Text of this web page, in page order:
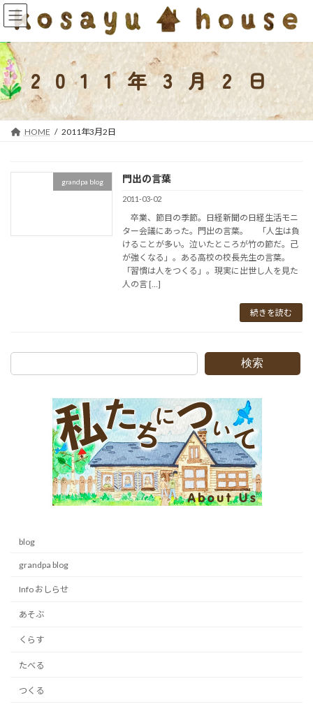
コ
ン
ン
ツ
へ
ス
キ
ッ
ナ
ビ
ー
シ
ョ
ン
に
移
2011年3月2日
HOME 2011年3月2日
grandpa blog 門出の言葉
2011-03-02
卒業、節目の季節。日経新聞の日経生活モニ
ター会議にあった。門出の言葉。 「人生は負
けることが多い。泣いたところが竹の節だ。己
が強くなる」。ある高校の校長先生の言葉。
「習慣は人をつくる」。現実に出世し人を見た
人の言 […]
続きを読む
検索
blog
grandpa blog
Info おしらせ
あそぶ
くらす
たべる
つくる